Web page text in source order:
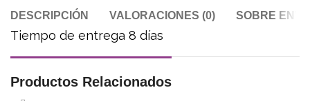
DESCRIPCIÓN VALORACIONES (0) SOBRE
Tiempo de entrega 8 días
Productos Relacionados